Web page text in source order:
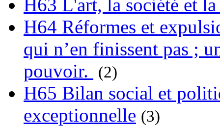
H63 L'art, la société et
H64 Réformes et
qui n’en finissent pas ;
pouvoir.
(2)
H65 Bilan social et
exceptionnelle (3)